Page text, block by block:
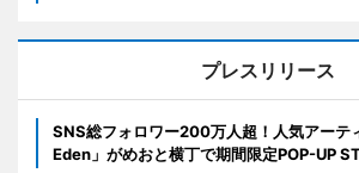
プレスリリース
SNS総フォロワー200万人超！人気アー
Eden」がめおと横丁で期間限定POP-UP